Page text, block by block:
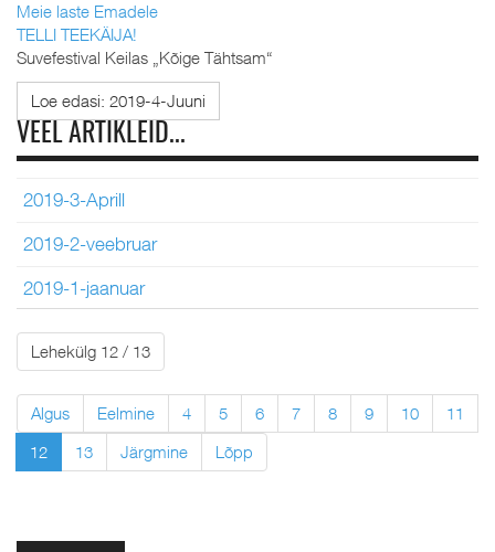
Meie laste Emadele
TELLI TEEKÄIJA!
Suvefestival Keilas „Kõige Tähtsam“
Loe edasi: 2019-4-Juuni
VEEL ARTIKLEID...
2019-3-Aprill
2019-2-veebruar
2019-1-jaanuar
Lehekülg 12 / 13
Algus Eelmine 4 5 6 7 8 9 10
11
12
13 Järgmine Lõpp